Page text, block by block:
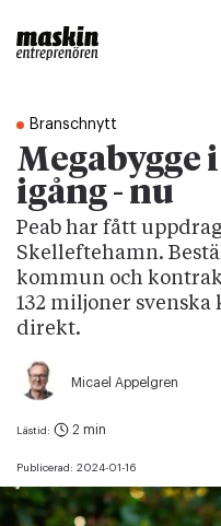
Branschnytt
Megabygge
igång - nu
Peab har fått
Skelleftehamn.
kommun och
132 miljoner
direkt.
Micael Appelgren
Publicerad: 2024-01-16
Lästid: 2 min